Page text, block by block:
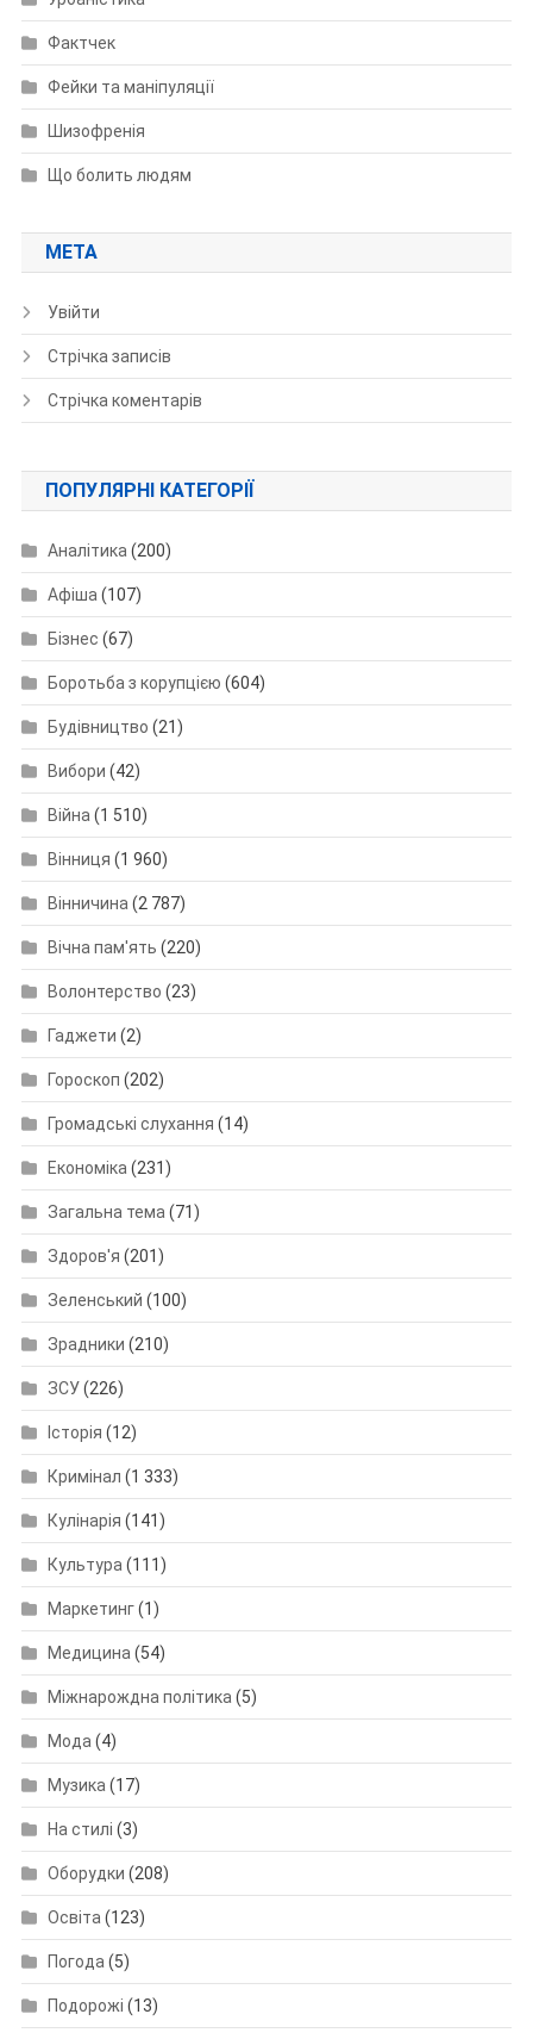
Фактчек
Фейки та маніпуляції
Шизофренія
Що болить людям
МЕТА
Увійти
Стрічка записів
Стрічка коментарів
ПОПУЛЯРНІ КАТЕГОРІЇ
Аналітика(200)
Афіша(107)
Бізнес (67)
Боротьба з корупцією (604)
Будівництво (21)
Вибори (42)
Війна(1 510)
Вінниця (1 960)
Вінничина(2 787)
Вічна пам'ять (220)
Волонтерство (23)
Гаджети (2)
Гороскоп (202)
Громадські слухання (14)
Економіка(231)
Загальна тема(71)
Здоров'я (201)
Зеленський (100)
Зрадники (210)
ЗСУ(226)
Історія (12)
Кримінал (1 333)
Кулінарія (141)
Культура(111)
Маркетинг(1)
Медицина(54)
Міжнарождна політика(5)
Мода(4)
Музика(17)
На стилі (3)
Оборудки (208)
Освіта(123)
Погода(5)
Подорожі (13)